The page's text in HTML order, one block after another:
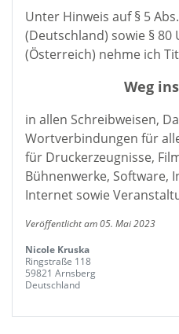
Unter Hinweis auf § 5
(Deutschland) sowie § 80
(Österreich) nehme ich
Weg
in allen Schreibweisen,
Wortverbindungen für
für Druckerzeugnisse,
Bühnenwerke, Software,
Internet sowie
Veröffentlicht am 05. Mai 2023
Nicole Kruska
Ringstraße 118
59821 Arnsberg
Deutschland